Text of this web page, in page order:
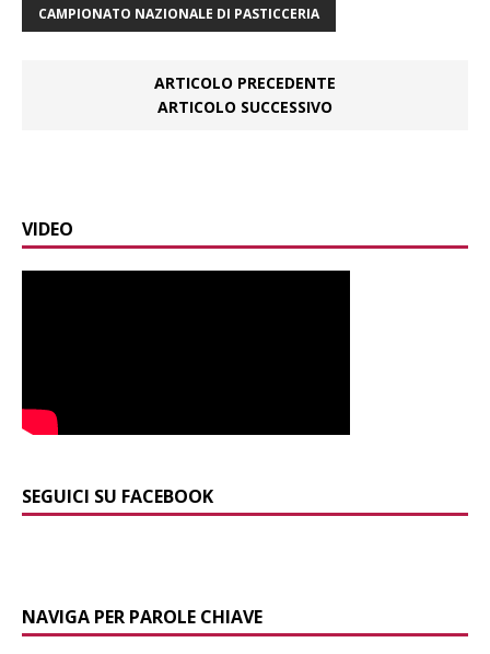
CAMPIONATO NAZIONALE DI PASTICCERIA
ARTICOLO PRECEDENTE
ARTICOLO SUCCESSIVO
VIDEO
SEGUICI SU FACEBOOK
NAVIGA PER PAROLE CHIAVE